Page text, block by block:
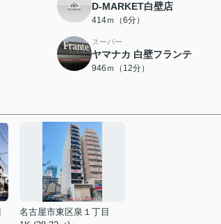
D-MARKET白壁店
414ｍ（6分）
スーパー
ヤマナカ 白壁フランテ
946ｍ（12分）
名古屋市東区泉１丁目